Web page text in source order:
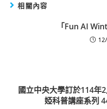
相關內容
「Fun AI
國立中央大學訂於114年
婭科普講座系列